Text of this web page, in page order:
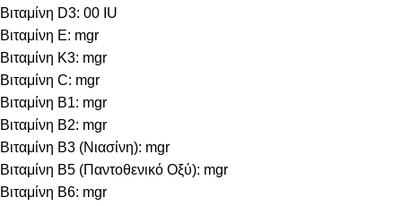
Βιταμίνη D3: 00 IU
Βιταμίνη E: mgr
Βιταμίνη Κ3: mgr
Βιταμίνη C: mgr
Βιταμίνη B1: mgr
Βιταμίνη B2: mgr
Βιταμίνη B3 (Νιασίνη): mgr
Βιταμίνη B5 (Παντοθενικό Οξύ): mgr
Βιταμίνη B6: mgr